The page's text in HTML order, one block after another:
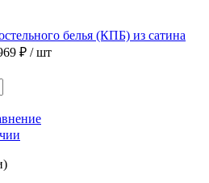
белья (КПБ) из сатина
₽ / шт